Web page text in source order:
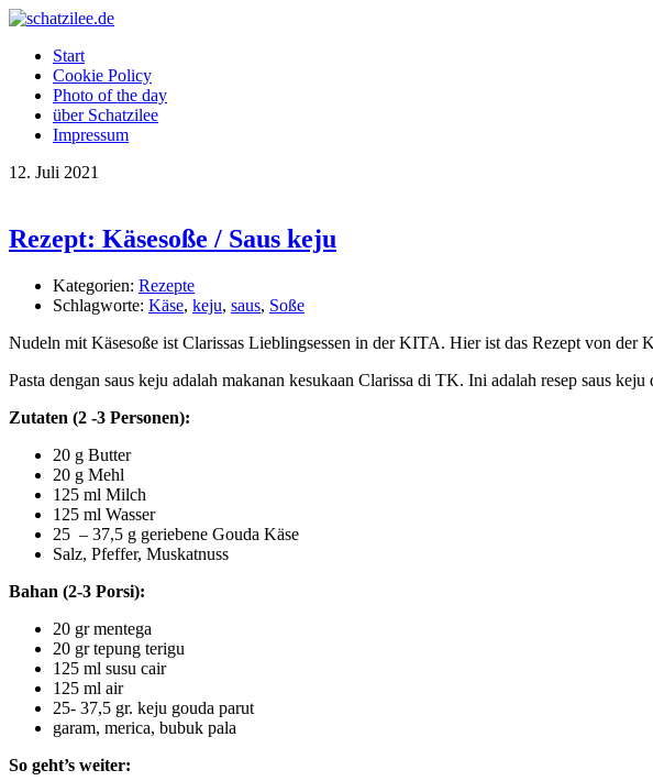
Start
Cookie Policy
Photo of the day
über Schatzilee
Impressum
12. Juli 2021
Rezept: Käsesoße / Saus keju
Kategorien: Rezepte
Schlagworte: Käse, keju, saus, Soße
Nudeln mit Käsesoße ist Clarissas Lieblingsessen in der KITA. Hier ist das Rezept von
Pasta dengan saus keju adalah makanan kesukaan Clarissa di TK. Ini adalah resep saus
Zutaten (2 -3 Personen):
20 g Butter
20 g Mehl
125 ml Milch
125 ml Wasser
25 – 37,5 g geriebene Gouda Käse
Salz, Pfeffer, Muskatnuss
Bahan (2-3 Porsi):
20 gr mentega
20 gr tepung terigu
125 ml susu cair
125 ml air
25- 37,5 gr. keju gouda parut
garam, merica, bubuk pala
So geht’s weiter: